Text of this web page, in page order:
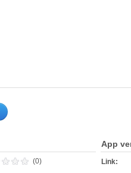
(0)
App
Link: